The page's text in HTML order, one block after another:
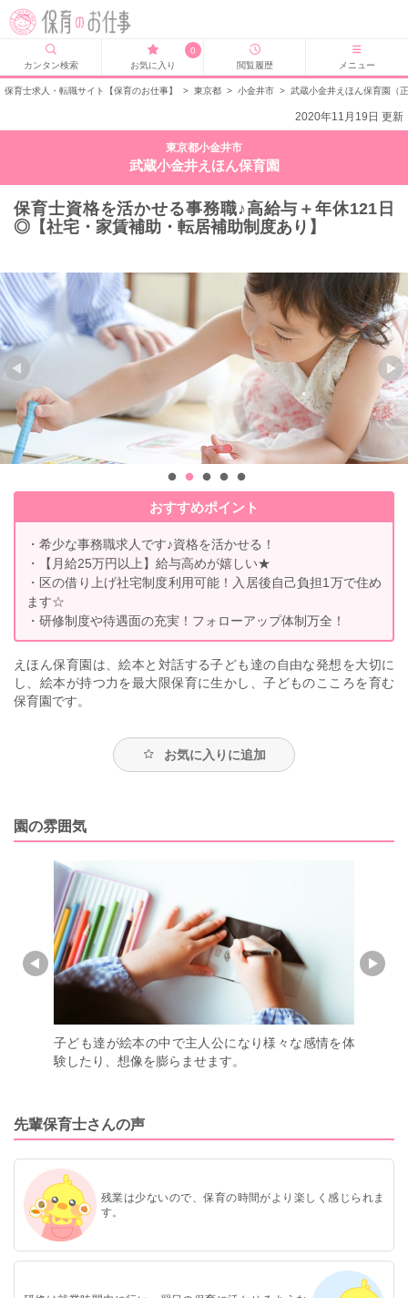
カンタン検索
0
お気に入り
閲覧履歴 メニュー
保育士求人・転職サイト【保育のお仕事】 > 東京都 > 小金井市 > 武蔵小金井えほん保育園（
2020年11月19日 更新
東京都小金井市
武蔵小金井えほん保育園
保育士資格を活かせる事務職♪高給与＋年休121日
◎【社宅・家賃補助・転居補助制度あり】
おすすめポイント
・希少な事務職求人です♪資格を活かせる！
・【月給25万円以上】給与高めが嬉しい★
・区の借り上げ社宅制度利用可能！入居後自己負担1万で住め
ます☆
・研修制度や待遇面の充実！フォローアップ体制万全！
えほん保育園は、絵本と対話する子ども達の自由な発想を大切に
し、絵本が持つ力を最大限保育に生かし、子どものこころを育む
保育園です。
お気に入りに追加
園の雰囲気
子ども達が絵本の中で主人公になり様々な感情を体
験したり、想像を膨らませます。
先輩保育士さんの声
残業は少ないので、保育の時間がより楽しく感じられま
す。